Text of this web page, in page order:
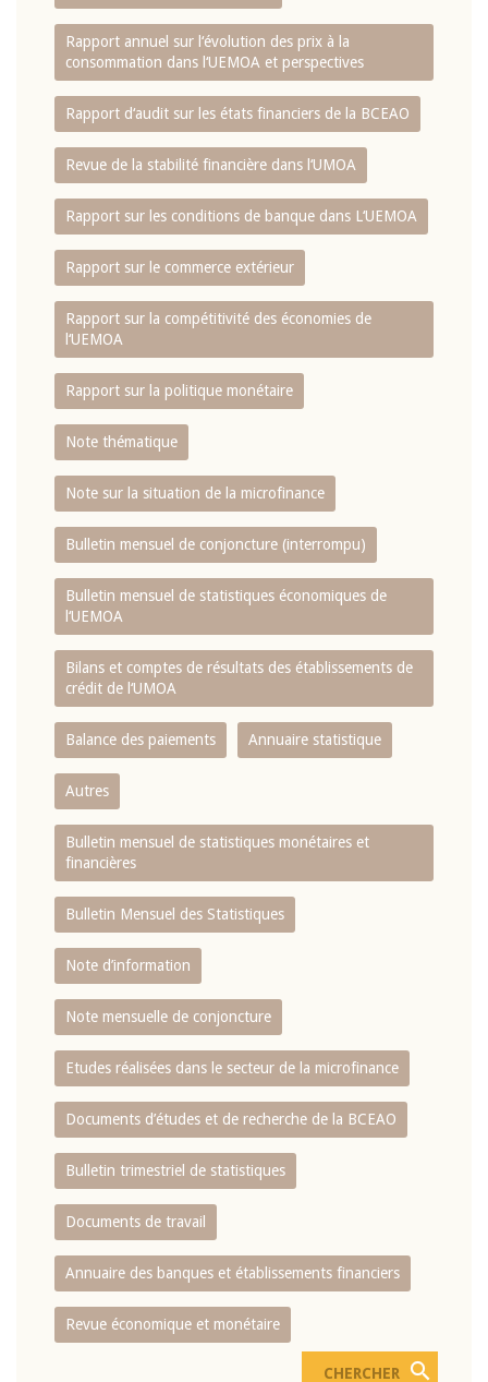
Rapport annuel sur l‘évolution des prix à la
consommation dans l‘UEMOA et perspectives
Rapport d‘audit sur les états financiers de la BCEAO
Revue de la stabilité financière dans l‘UMOA
Rapport sur les conditions de banque dans L‘UEMOA
Rapport sur le commerce extérieur
Rapport sur la compétitivité des économies de
l‘UEMOA
Rapport sur la politique monétaire
Note thématique
Note sur la situation de la microfinance
Bulletin mensuel de conjoncture (interrompu)
Bulletin mensuel de statistiques économiques de
l‘UEMOA
Bilans et comptes de résultats des établissements de
crédit de l‘UMOA
Balance des paiements Annuaire statistique
Autres
Bulletin mensuel de statistiques monétaires et
financières
Bulletin Mensuel des Statistiques
Note d’information
Note mensuelle de conjoncture
Etudes réalisées dans le secteur de la microfinance
Documents d’études et de recherche de la BCEAO
Bulletin trimestriel de statistiques
Documents de travail
Annuaire des banques et établissements financiers
Revue économique et monétaire